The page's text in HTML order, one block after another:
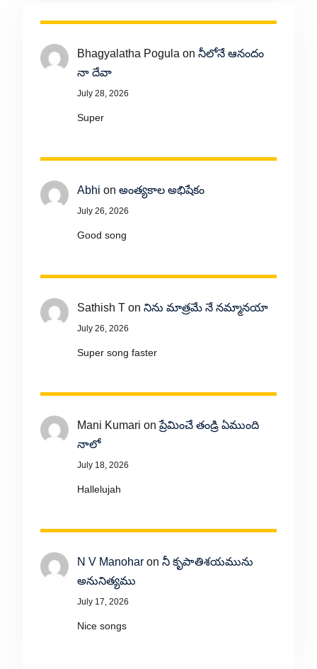
Bhagyalatha Pogula on నీలోనే ఆనందం
నా దేవా
July 28, 2026
Super
Abhi on అంత్యకాల అభిషేకం
July 26, 2026
Good song
Sathish Ton నిను మాత్రమే నే నమ్మానయా
July 26, 2026
Super song faster
Mani Kumari onప్రేమించే తండ్రి ఏముంది
నాలో
July 18, 2026
Hallelujah
N V Manoharon నీ కృపాతిశయమును
అనునిత్యము
July 17, 2026
Nice songs